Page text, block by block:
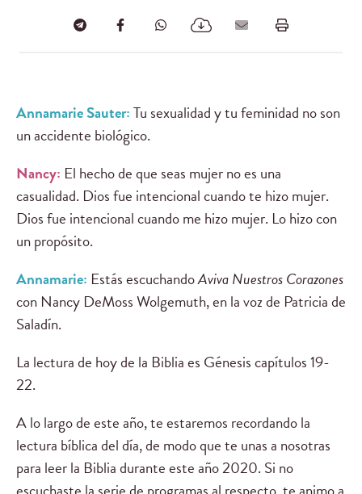
Annamarie Sauter:Tu sexualidad y tu feminidad no son
un accidente biológico.
Nancy: El hecho de que seas mujer no es una
casualidad. Dios fue intencional cuando te hizo mujer.
Dios fue intencional cuando me hizo mujer. Lo hizo con
un propósito.
Annamarie: Estás escuchandoAviva Nuestros Corazones
con Nancy DeMoss Wolgemuth, en la voz de Patricia de
Saladín.
La lectura de hoy de la Biblia es Génesis capítulos 19-
22.
A lo largo de este año, te estaremos recordando la
lectura bíblica del día, de modo que te unas a nosotras
para leer la Biblia durante este año 2020. Si no